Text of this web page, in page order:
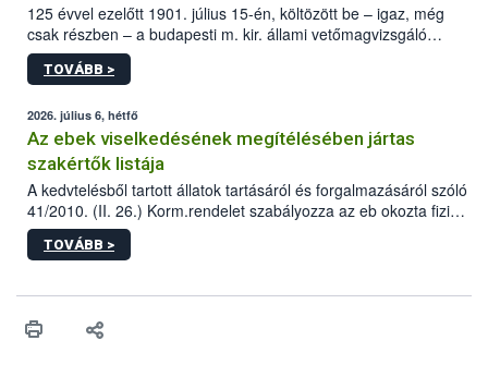
125 évvel ezelőtt 1901. július 15-én, költözött be – igaz, még
csak részben – a budapesti m. kir. állami vetőmagvizsgáló
állomás a Kis Rókus utca 15. szám alatti, Czigler Győző által
tervezett új épületébe.
TOVÁBB >
2026. július 6, hétfő
Az ebek viselkedésének megítélésében jártas
szakértők listája
A kedvtelésből tartott állatok tartásáról és forgalmazásáról szóló
41/2010. (II. 26.) Korm.rendelet szabályozza az eb okozta fizikai
sérülés, illetve ennek veszélye keletkezésekor felmerülő
hatósági feladatokat, valamint a veszélyes eb tartását és annak
vonni az ebek viselkedésének megítélésében jártas szakértőt.
TOVÁBB >